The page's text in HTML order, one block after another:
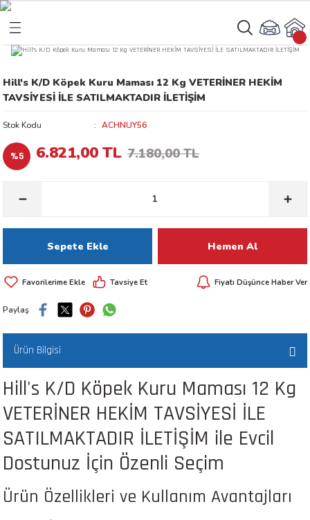
Hill's K/D Köpek Kuru Maması 12 Kg VETERİNER HEKİM
TAVSİYESİ İLE SATILMAKTADIR İLETİŞİM
Stok Kodu ACHNUY56
%5 6.821,00 TL 7.180,00 TL
Sepete Ekle Hemen Al
Tavsiye Et Fiyatı Düşünce Haber Ver
Paylaş
Ürün Bilgisi
Hill's K/D Köpek Kuru Maması 12 Kg
VETERİNER HEKİM TAVSİYESİ İLE
SATILMAKTADIR İLETİŞİM ile Evcil
Dostunuz İçin Özenli Seçim
Ürün Özellikleri ve Kullanım Avantajları